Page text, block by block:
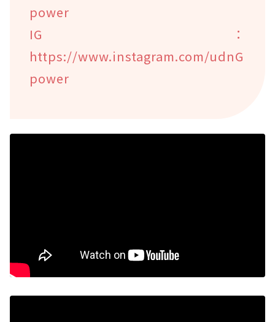
power
IG：
https://www.instagram.com/udnG
power